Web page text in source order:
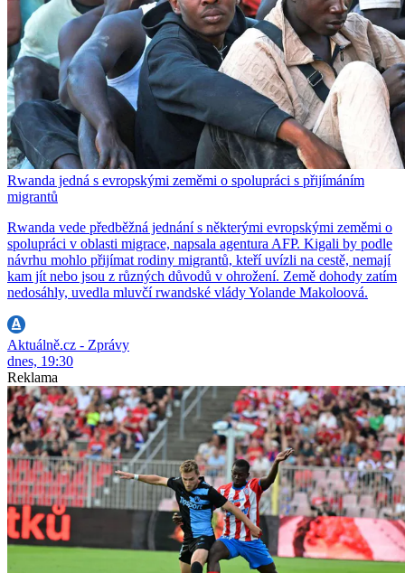
Rwanda jedná s evropskými zeměmi o spolupráci s přijímáním
migrantů
Rwanda vede předběžná jednání s některými evropskými zeměmi o
spolupráci v oblasti migrace, napsala agentura AFP. Kigali by podle
návrhu mohlo přijímat rodiny migrantů, kteří uvízli na cestě, nemají
kam jít nebo jsou z různých důvodů v ohrožení. Země dohody zatím
nedosáhly, uvedla mluvčí rwandské vlády Yolande Makoloová.
Aktuálně.cz - Zprávy
dnes, 19:30
Reklama